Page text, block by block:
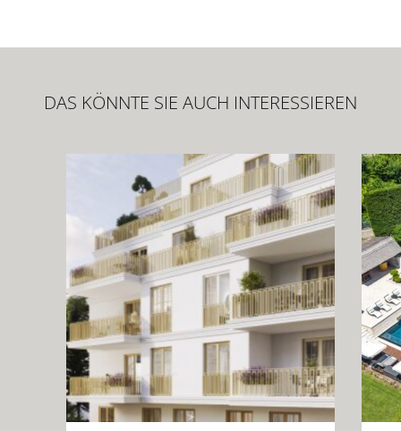
DAS KÖNNTE SIE AUCH INTERESSIEREN